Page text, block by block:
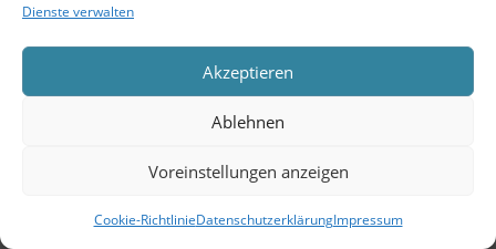
Dienste verwalten
Akzeptieren
Ablehnen
Voreinstellungen anzeigen
Cookie-RichtlinieDatenschutzerklärungImpressum